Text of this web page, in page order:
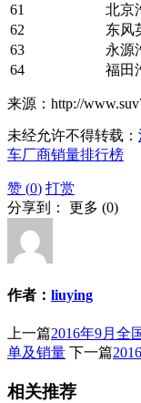
61
北京
62
东风
63
永源
64
福田
来源：http://
未经允许不得转载：
车厂商销量排行榜
赞 (0) 打赏
分享到： 更多 (0)
作者： liuying
上一篇2016年9月全
单及销量 下一篇
相关推荐